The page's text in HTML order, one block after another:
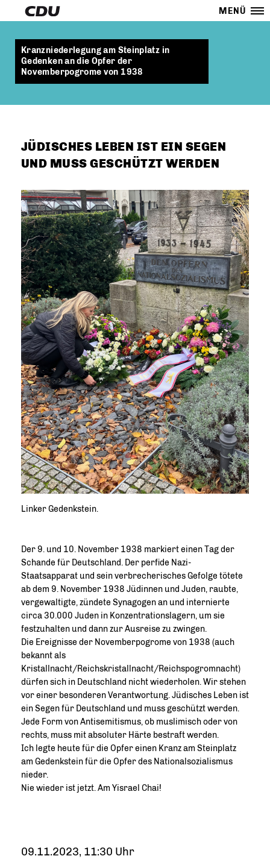
MENÜ
Kranzniederlegung am Steinplatz in
Gedenken an die Opfer der
Novemberpogrome von 1938
JÜDISCHES LEBEN IST EIN SEGEN
UND MUSS GESCHÜTZT WERDEN
Linker Gedenkstein.
Der 9. und 10. November 1938 markiert einen Tag der
Schande für Deutschland. Der perfide Nazi-
Staatsapparat und sein verbrecherisches Gefolge tötete
ab dem 9. November 1938 Jüdinnen und Juden, raubte,
vergewaltigte, zündete Synagogen an und internierte
circa 30.000 Juden in Konzentrationslagern, um sie
festzuhalten und dann zur Ausreise zu zwingen.
Die Ereignisse der Novemberpogrome von 1938 (auch
bekannt als
Kristallnacht/Reichskristallnacht/Reichspogromnacht)
dürfen sich in Deutschland nicht wiederholen. Wir stehen
vor einer besonderen Verantwortung. Jüdisches Leben ist
ein Segen für Deutschland und muss geschützt werden.
Jede Form von Antisemitismus, ob muslimisch oder von
rechts, muss mit absoluter Härte bestraft werden.
Ich legte heute für die Opfer einen Kranz am Steinplatz
am Gedenkstein für die Opfer des Nationalsozialismus
nieder.
Nie wieder ist jetzt. Am Yisrael Chai!
09.11.2023, 11:30 Uhr